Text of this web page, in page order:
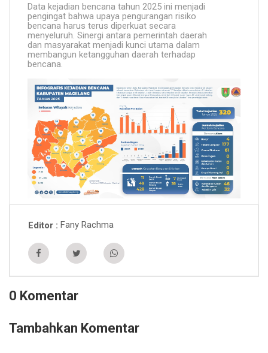
Data kejadian bencana tahun 2025 ini menjadi
pengingat bahwa upaya pengurangan risiko
bencana harus terus diperkuat secara
menyeluruh. Sinergi antara pemerintah daerah
dan masyarakat menjadi kunci utama dalam
membangun ketangguhan daerah terhadap
bencana.
Editor Fany Rachma
0 Komentar
Tambahkan Komentar